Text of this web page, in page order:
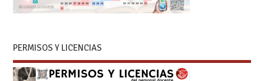
PERMISOS Y LICENCIAS